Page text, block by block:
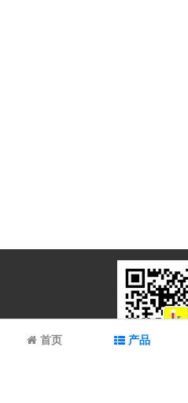
首页 产品